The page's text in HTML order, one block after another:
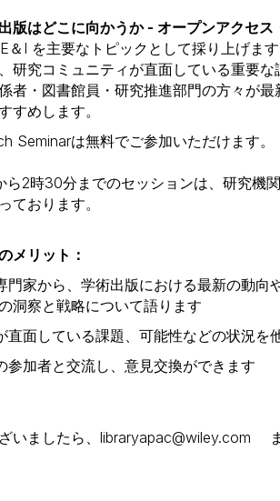
出版はどこに向かうか - オープンアクセス
＆I を主要なトピックとして採り上げま
研究コミュニティが直面している重要な
者・図書館員・研究推進部門の方々が
すめします。
Seminarは無料でご参加いただけます。
ら2時30分までのセッションは、研究機
ております。
メリット：
家から、学術出版における最新の動向
洞察と戦略について語ります
面している課題、可能性などの状況を
加者と交流し、意見交換ができます
いましたら、libraryapac@wiley.com